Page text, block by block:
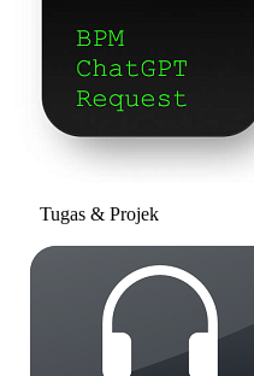
Tugas & Projek